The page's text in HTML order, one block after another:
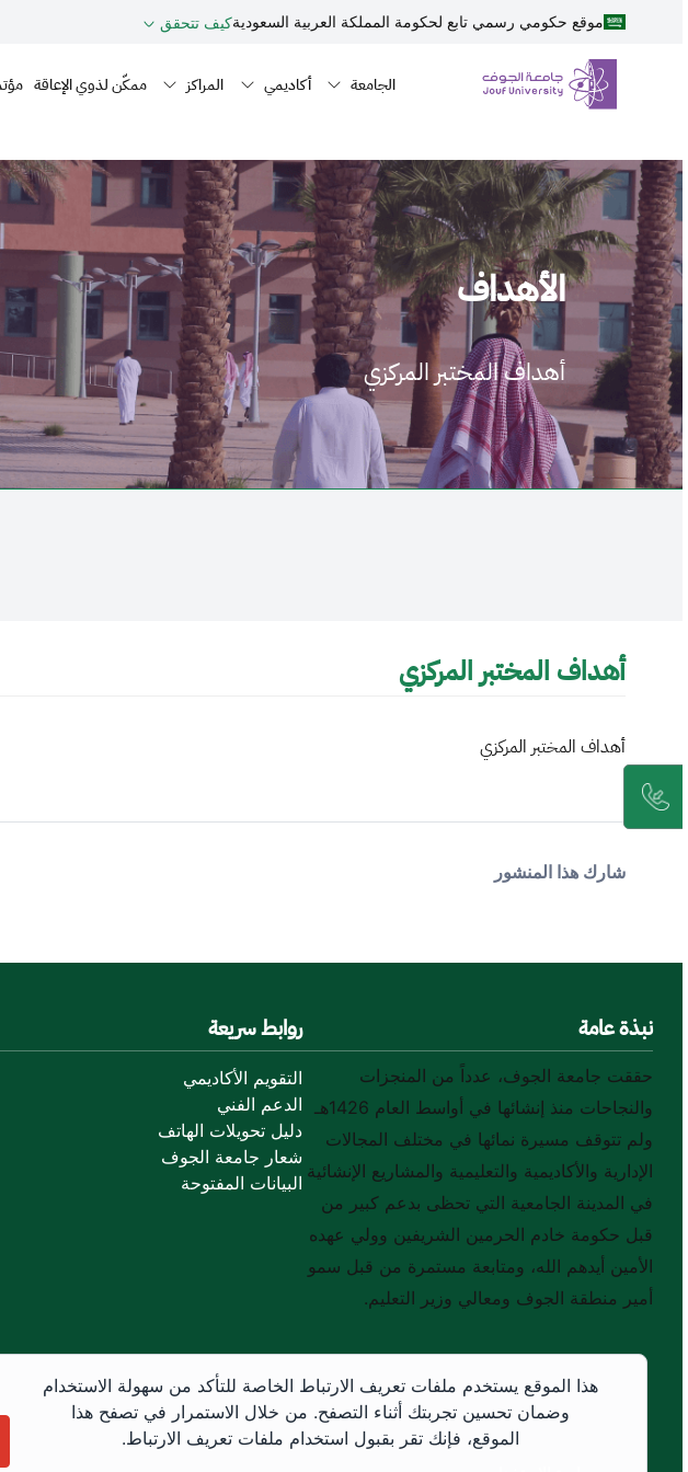
الجوف-جامعة الجوفإلى المحتوى الرئيسي
موقع حكومي رسمي تابع لحكومة المملكة العربية السعوديةكيف تتحقق
Primary
Main navigation
الجامعة أكاديمي المراكز ممكّن لذوي الإعاقة
الأهداف
أهداف المختبر المركزي
أهداف المختبر المركزي
أهداف المختبر المركزي
شارك هذا المنشور
نبذة عامة
حققت جامعة الجوف، عدداً من المنجزات
والنجاحات منذ إنشائها في أواسط العام 1426هـ
ولم تتوقف مسيرة نمائها في مختلف المجالات
الإدارية والأكاديمية والتعليمية والمشاريع الإنشائية
في المدينة الجامعية التي تحظى بدعم كبير من
قبل حكومة خادم الحرمين الشريفين وولي عهده
الأمين أيدهم الله، ومتابعة مستمرة من قبل سمو
أمير منطقة الجوف ومعالي وزير التعليم.
روابط سريعة
التقويم الأكاديمي
الدعم الفني
دليل تحويلات الهاتف
شعار جامعة الجوف
البيانات المفتوحة
هذا الموقع يستخدم ملفات تعريف الارتباط الخاصة للتأكد من سهولة الاستخدام
وضمان تحسين تجربتك أثناء التصفح. من خلال الاستمرار في تصفح هذا
الموقع، فإنك تقر بقبول استخدام ملفات تعريف الارتباط.